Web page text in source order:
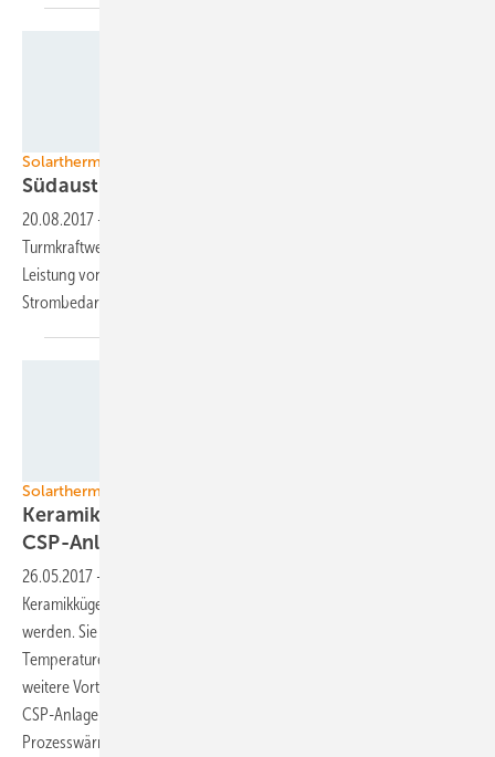
Solarthermische Kraftwerke
Südaustralien baut riesiges
20.08.2017 -
Turmkraftwerk der Welt. Das solarthermische Kraftwerk erreicht eine
Leistung von 150 Megawatt und deckt mindestens fünf Prozent des
Strombedarfs im südaustralischen Bundesstaat
Solarthermische Kraftwerke
Keramikkugeln speichern Wärme in
CSP-Anlagen
26.05.2017 -
Keramikkügelchen direkt vom Solarfeld eines CSP-Kraftwerks erhitzt
werden. Sie dienen als Speichermedium und erlauben höhere
Temperaturen im Speicher und im Kraftwerksprozess. Das und noch
weitere Vorteile dieses Systems senken die Kosten für den Strom aus
CSP-Anlagen. Die Lösung ist auch für die Bereitstellung von
Prozesswärme